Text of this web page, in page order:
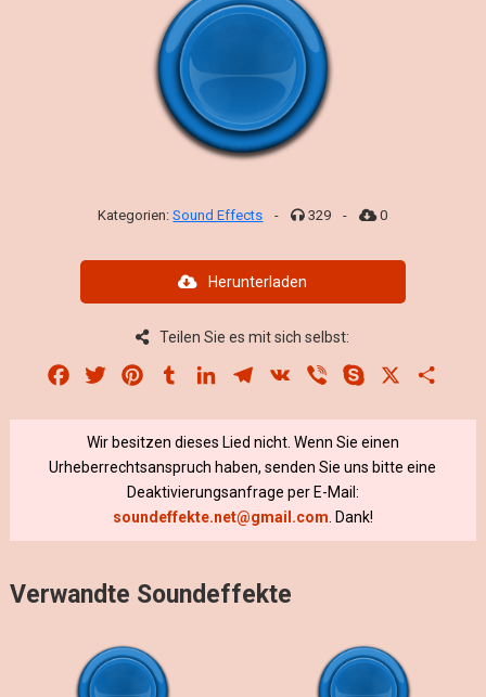
Kategorien:Sound Effects - 329 - 0
Herunterladen
Teilen Sie es mit sich selbst:
Facebook
Twitter PinterestTumblrLinkedInTelegram
VK Viber Skype
Wir besitzen dieses Lied nicht. Wenn Sie einen
Urheberrechtsanspruch haben, senden Sie uns bitte eine
Deaktivierungsanfrage per E-Mail:
soundeffekte.net@gmail.com . Dank!
Verwandte Soundeffekte